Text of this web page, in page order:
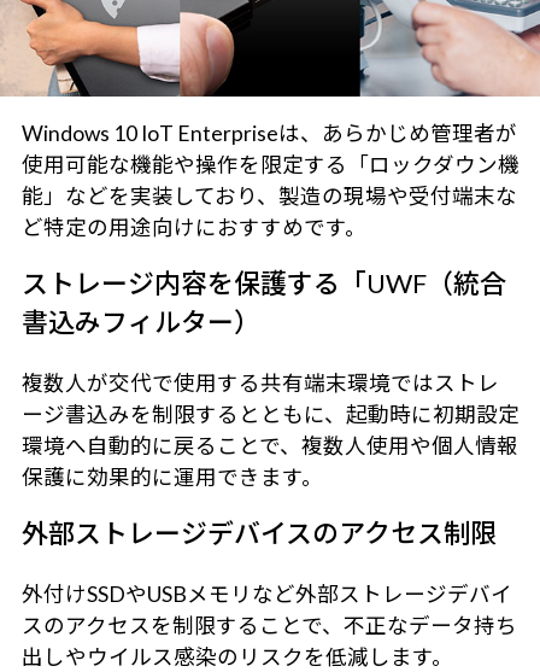
Windows 10 IoT Enterpriseは、あらかじめ管理者が
使用可能な機能や操作を限定する「ロックダウン機
能」などを実装しており、製造の現場や受付端末な
ど特定の用途向けにおすすめです。
ストレージ内容を保護する「UWF（統合
書込みフィルター）
複数人が交代で使用する共有端末環境ではストレ
ージ書込みを制限するとともに、起動時に初期設定
環境へ自動的に戻ることで、複数人使用や個人情報
保護に効果的に運用できます。
外部ストレージデバイスのアクセス制限
外付けSSDやUSBメモリなど外部ストレージデバイ
スのアクセスを制限することで、不正なデータ持ち
出しやウイルス感染のリスクを低減します。